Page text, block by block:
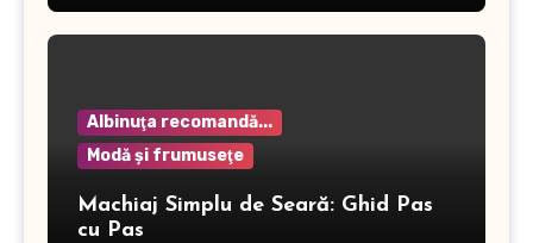
Albinuţa recomandă...
Modă şi frumuseţe
Machiaj Simplu de Seară: Ghid Pas
cu Pas